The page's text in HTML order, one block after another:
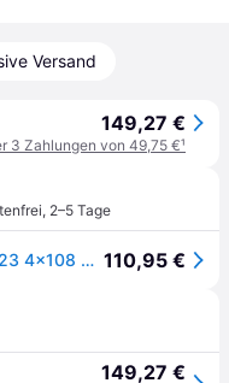
Versand
149,27 €
3 Zahlungen von 49,75 €¹
, 2–5 Tage
Dezent TN Silver Alufelge 16 Zoll ET23 4x108 ML65,1 110,95 €
149,27 €